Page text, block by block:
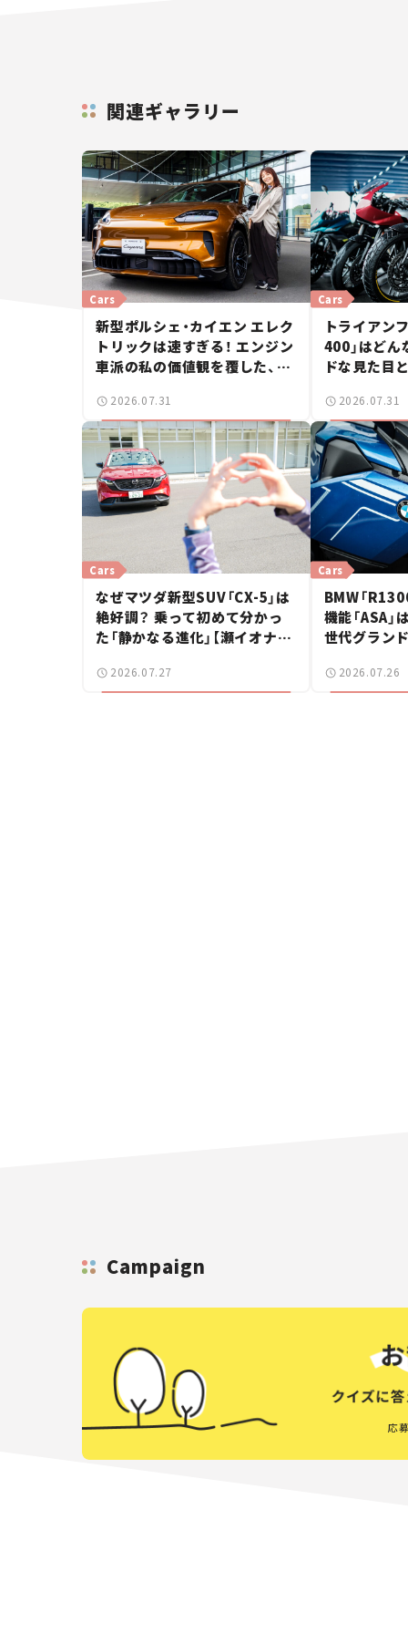
関連ギャラリー
Cars
新型ポルシェ・カイエン エレク
トリックは速すぎる！ エンジン
車派の私の価値観を覆した、新
2026.07.31
Cars
トライアン
400」はどん
ドな見た目
ー【試乗レビ
2026.07.31
Cars
なぜマツダ新型SUV「CX-5」は
絶好調？ 乗って初めて分かっ
た「静かなる進化」【瀬イオナの
2026.07.27
Cars
BMW「
機能「ASA」
世代グラン
2026.07.26
Campaign
応